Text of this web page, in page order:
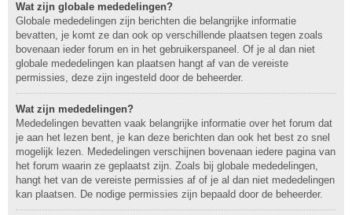
Wat zijn globale mededelingen?
Globale mededelingen zijn berichten die belangrijke informatie
bevatten, je komt ze dan ook op verschillende plaatsen tegen zoals
bovenaan ieder forum en in het gebruikerspaneel. Of je al dan niet
globale mededelingen kan plaatsen hangt af van de vereiste
permissies, deze zijn ingesteld door de beheerder.
Wat zijn mededelingen?
Mededelingen bevatten vaak belangrijke informatie over het forum dat
je aan het lezen bent, je kan deze berichten dan ook het best zo snel
mogelijk lezen. Mededelingen verschijnen bovenaan iedere pagina van
het forum waarin ze geplaatst zijn. Zoals bij globale mededelingen,
hangt het van de vereiste permissies af of je al dan niet mededelingen
kan plaatsen. De nodige permissies zijn bepaald door de beheerder.